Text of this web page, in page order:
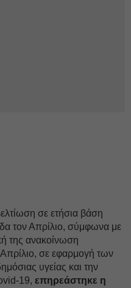
σε ετήσια βάση
τον Απρίλιο, σύμφωνα με
της ανακοίνωση
σε εφαρμογή των
υγείας και την
19, επηρεάστηκε η